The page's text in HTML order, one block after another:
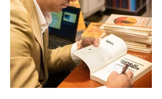
Este reconocimiento reaf